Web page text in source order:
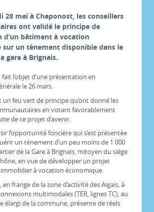
28 mai à Chaponost, les conseillers
ont validé le principe de
d’un bâtiment à vocation
sur un tènement disponible dans le
gare à Brignais.
l’objet d’une présentation en
le 26 mars.
un feu vert de principe qu’ont donné les
en votant favorablement
de ce projet d’avenir.
l’opportunité foncière qui s’est présentée
un tènement d’un peu moins de 1 000
de la Gare à Brignais, mitoyen du siège
en vue de développer un projet
à vocation économique.
en frange de la zone d’activité des Aigais, à
multimodales (TER, lignes TC), au
élargi de la commune, présente de réels